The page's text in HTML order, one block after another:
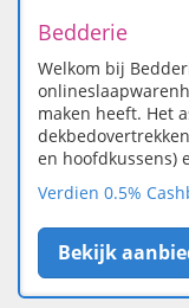
Bedderie
Welkom bij
maken heeft. Het
en hoofdkussens)
Verdien 0.5%
Bekijk